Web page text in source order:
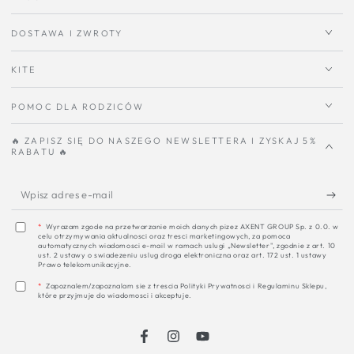
DOSTAWA I ZWROTY
KITE
POMOC DLA RODZICÓW
🔥 ZAPISZ SIĘ DO NASZEGO NEWSLETTERA I ZYSKAJ 5%
RABATU 🔥
* Wyrazam zgode na przetwarzanie moich danych pizez AXENT GROUP Sp. z 0.0. w
celu otrzymywania aktualnosci oraz tresci marketingowych, za pomoca
automatycznych wiadomosci e-mail w ramach uslugi „Newsletter", zgodnie z art. 10
ust. 2 ustawy o swiadezeniu uslug droga elektroniczna oraz art. 172 ust. 1 ustawy
Prawo telekomunikacyjne.
* Zapoznalem/zapoznalam sie z trescia Polityki Prywatnosci i Regulaminu Sklepu,
które przyjmuje do wiadomosci i akceptuje.
Instagrama
Youtube